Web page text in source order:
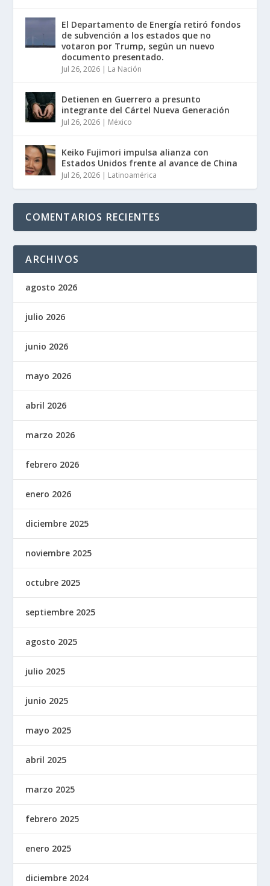
El Departamento de Energía retiró fondos
de subvención a los estados que no
votaron por Trump, según un nuevo
documento presentado.
Jul 26, 2026 | La Nación
Detienen en Guerrero a presunto
integrante del Cártel Nueva Generación
Jul 26, 2026 | México
Keiko Fujimori impulsa alianza con
Estados Unidos frente al avance de China
Jul 26, 2026 | Latinoamérica
COMENTARIOS RECIENTES
ARCHIVOS
agosto 2026
julio 2026
junio 2026
mayo 2026
abril 2026
marzo 2026
febrero 2026
enero 2026
diciembre 2025
noviembre 2025
octubre 2025
septiembre 2025
agosto 2025
julio 2025
junio 2025
mayo 2025
abril 2025
marzo 2025
febrero 2025
enero 2025
diciembre 2024